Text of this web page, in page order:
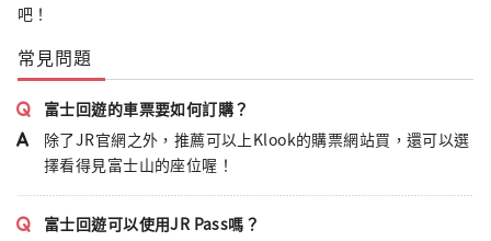
吧！
常見問題
富士回遊的車票要如何訂購？
除了JR官網之外，推薦可以上Klook的購票網站買，還可以選
擇看得見富士山的座位喔！
富士回遊可以使用JR Pass嗎？